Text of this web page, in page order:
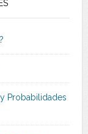
Probabilidades